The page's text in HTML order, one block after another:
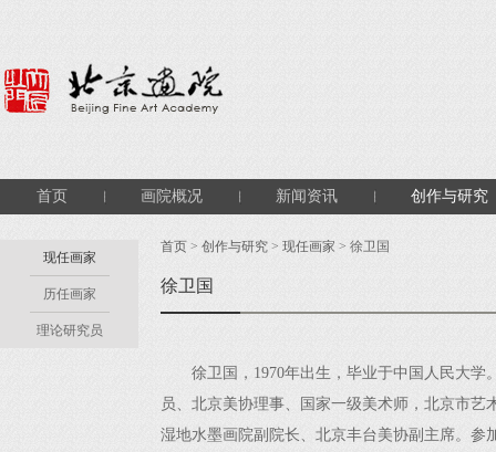
首页 画院概况 新闻资讯 创作与研究
现任画家
历任画家
理论研究员
首页 > 创作与研究 > 现任画家 > 徐卫国
徐卫国
徐卫国，1970年出生，毕业于中国人民大
员、北京美协理事、国家一级美术师，北京市
湿地水墨画院副院长、北京丰台美协副主席。参